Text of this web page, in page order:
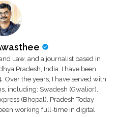
Law, and a journalist based in
Pradesh, India. I have been
the years, I have served with
including: Swadesh (Gwalior),
(Bhopal), Pradesh Today
working full-time in digital